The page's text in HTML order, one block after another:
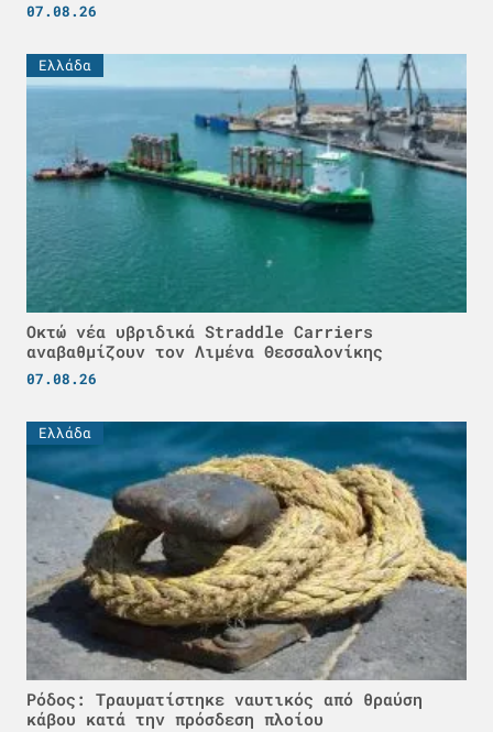
07.08.26
Ελλάδα
Οκτώ νέα υβριδικά Straddle Carriers
αναβαθμίζουν τον Λιμένα Θεσσαλονίκης
07.08.26
Ελλάδα
Ρόδος: Τραυματίστηκε ναυτικός από θραύση
κάβου κατά την πρόσδεση πλοίου